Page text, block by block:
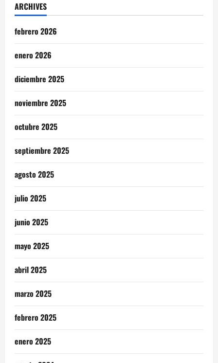
ARCHIVES
febrero 2026
enero 2026
diciembre 2025
noviembre 2025
octubre 2025
septiembre 2025
agosto 2025
julio 2025
junio 2025
mayo 2025
abril 2025
marzo 2025
febrero 2025
enero 2025